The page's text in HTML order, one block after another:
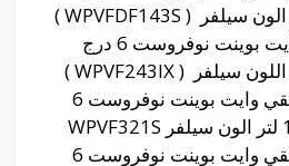
ديب فريزر وايت بوينت نوفروست 6 درج
ديب فريزر أفقي وايت بوينت نوفروست 6
ديب فريزر أفقي وايت بوينت نوفروست 6